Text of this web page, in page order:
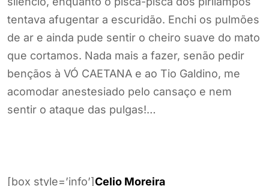
[box style=’info’]Celio Moreira
conhecido também como O
Sombra, do Jornal de
Vanguarda, é um dos grandes profissionais de
comunicação da história do jornalismo nacional.